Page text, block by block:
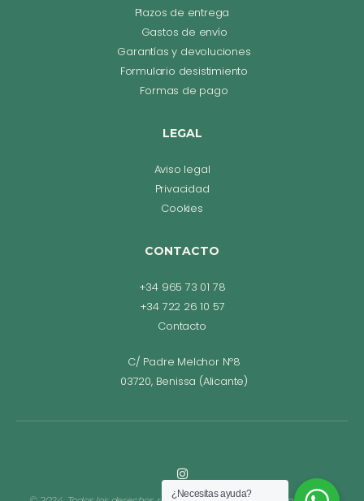
Plazos de entrega
Gastos de envío
Garantías y devoluciones
Formulario desistimiento
Formas de pago
LEGAL
Aviso legal
Privacidad
Cookies
CONTACTO
+34 965 73 01 78
+34 722 26 10 57
Contacto
C/ Padre Melchor Nº8
03720, Benissa (Alicante)
¿Necesitas ayuda?